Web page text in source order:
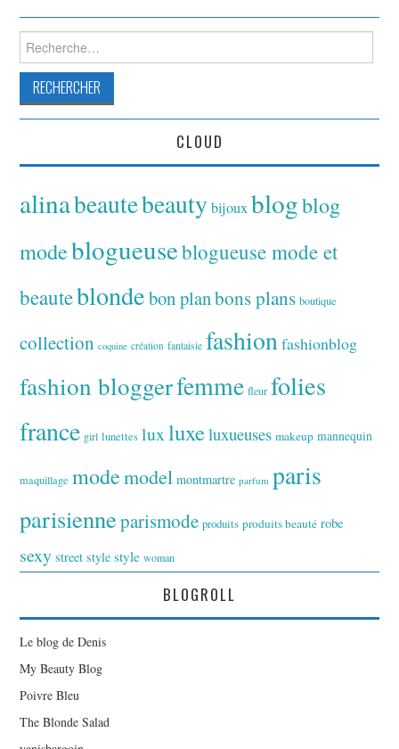
CLOUD
alinabeautebeauty bijoux blogblog
modeblogueuseblogueuse mode et
beauteblondebon planbons plans boutique
collection coquine création fantaisie fashionfashionblog
fashion bloggerfemme fleur folies
france girl lunettes luxluxeluxueuses makeup mannequin
maquillage modemodel montmartre parfum paris
parisienneparismode produits produits beauté robe
sexy street style style woman
BLOGROLL
Le blog de Denis
My Beauty Blog
Poivre Bleu
The Blonde Salad